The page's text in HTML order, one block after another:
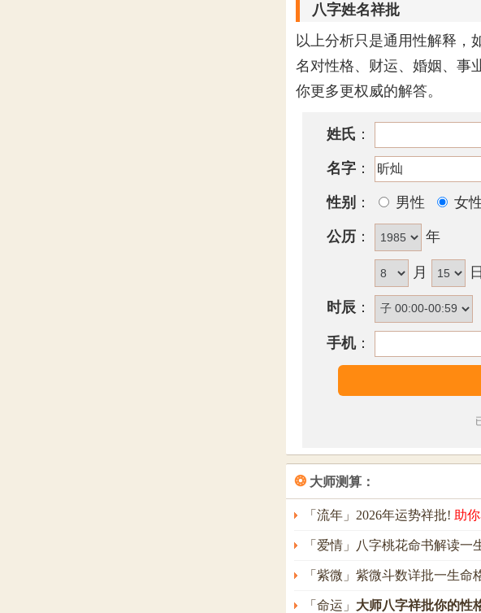
八字姓名祥批
以上分析只是通用性解释，
名对性格、财运、婚姻、事
你更多更权威的解答。
姓氏 ：
名字 ：
性别 ： 男性 女
公历 ： 年
月 日
时辰 ：
手机：
❂ 大师测算：
「流年」2026年运势祥批! 助
「爱情」八字桃花命书解读一
「紫微」紫微斗数详批一生命
「命运」 大师八字祥批你的性